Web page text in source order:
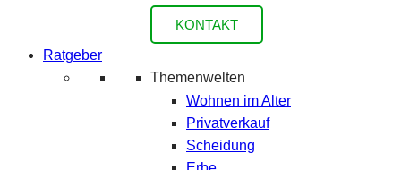
KONTAKT
Ratgeber
Themenwelten
Wohnen im Alter
Privatverkauf
Scheidung